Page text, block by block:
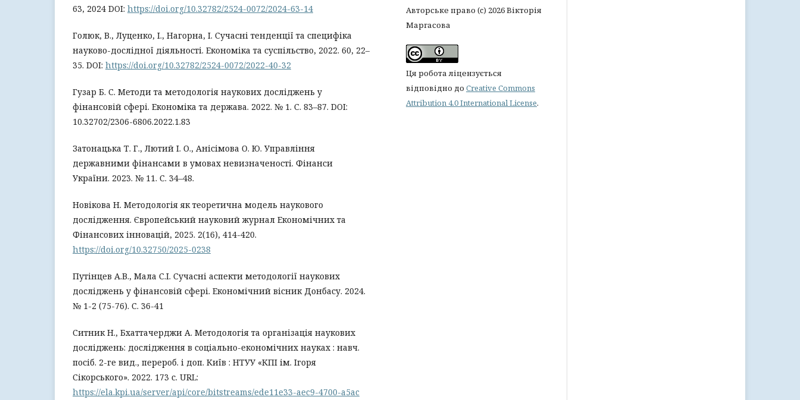
63, 2024 DOI: https://doi.org/10.32782/2524-0072/2024-63-14
Голюк, В., Луценко, І., Нагорна, І. Сучасні тенденції та специфіка
науково-дослідної діяльності. Економіка та суспільство, 2022. 60, 22–
35. DOI: https://doi.org/10.32782/2524-0072/2022-40-32
Гузар Б. С. Методи та методологія наукових досліджень у
фінансовій сфері. Економіка та держава. 2022. № 1. С. 83–87. DOI:
10.32702/2306-6806.2022.1.83
Затонацька Т. Г., Лютий І. О., Анісімова О. Ю. Управління
державними фінансами в умовах невизначеності. Фінанси
України. 2023. № 11. С. 34–48.
Новікова Н. Методологія як теоретична модель наукового
дослідження. Європейський науковий журнал Економічних та
Фінансових інновацій, 2025. 2(16), 414-420.
https://doi.org/10.32750/2025-0238
Путінцев А.В., Мала С.І. Сучасні аспекти методології наукових
досліджень у фінансовій сфері. Економічний вісник Донбасу. 2024.
№ 1-2 (75-76). С. 36-41
Ситник Н., Бхаттачерджи А. Методологія та організація наукових
досліджень: дослідження в соціально-економічних науках : навч.
посіб. 2-ге вид., перероб. і доп. Київ : НТУУ «КПІ ім. Ігоря
Сікорського». 2022. 173 с. URL:
https://ela.kpi.ua/server/api/core/bitstreams/ede11e33-aec9-4700-a5ac
Авторське право (c) 2026 Вікторія
Маргасова
Ця робота ліцензується
відповідно до Creative Commons
Attribution 4.0 International License.